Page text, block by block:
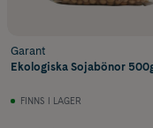
Garant
Ekologiska Sojabönor
FINNS I LAGER